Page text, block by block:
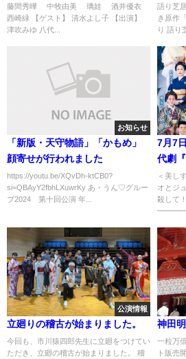
藤間秀曄 中牧由美 璃娃 酒井優衣
西崎緑 【ゲスト】 清水よし子 【出演】
津吹みゆ 八代...
語り芝
き原作
り 語り
お知らせ
「新版・天守物語」「かもめ」
顔寄せが行われました
https://youtu.be/XQvDh-ktCB0?
si=QBAyY2fbhLXuwrKy あ・うん♡グルー
プ2024 第十回公演 年...
7月7
代劇
＜美し
オとジ
殺して
公演情報
立廻りの稽古が始まりました。
今回も、市川猿四郎先生に立廻をつけてい
ただき、立廻の稽古が始まりました。 稽
神田
一粒万
ト販売